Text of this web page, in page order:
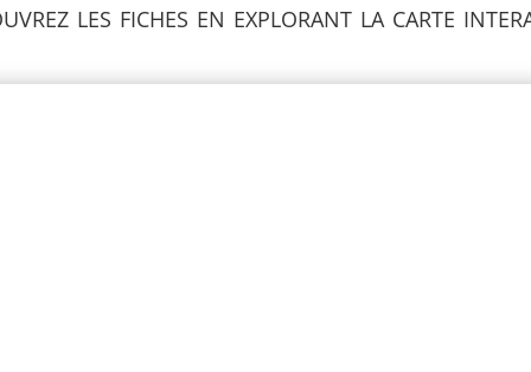
les fiches en explorant la carte